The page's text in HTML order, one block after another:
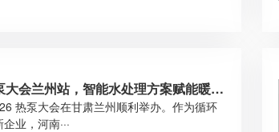
会兰州站，智能水处理方案赋能暖通
热泵大会在甘肃兰州顺利举办。作为循环
业，河南···